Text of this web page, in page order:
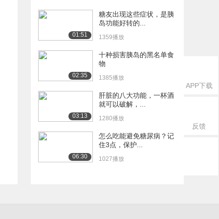
APP下载
反馈
01:51
糖友出现这些症状，是胰
岛功能好转的...
1359播放
02:35
十种损害胰岛的黑名单食
物
1385播放
03:13
肝脏的八大功能，一杯酒
就可以破解，...
1280播放
06:30
怎么吃能避免糖尿病？记
住3点，保护...
1027播放